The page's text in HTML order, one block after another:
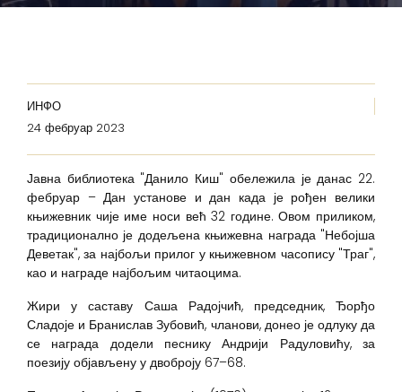
ИНФО
24 фебруар 2023
Јавна библиотека "Данило Киш" обележила је данас 22.
фебруар – Дан установе и дан када је рођен велики
књижевник чије име носи већ 32 године. Овом приликом,
традиционално је додељена књижевна награда "Небојша
Деветак", за најбољи прилог у књижевном часопису "Траг",
као и награде најбољим читаоцима.
Жири у саставу Саша Радојчић, председник, Ђорђо
Сладоје и Бранислав Зубовић, чланови, донео је одлуку да
се награда додели песнику Андрији Радуловићу, за
поезију објављену у двоброју 67–68.